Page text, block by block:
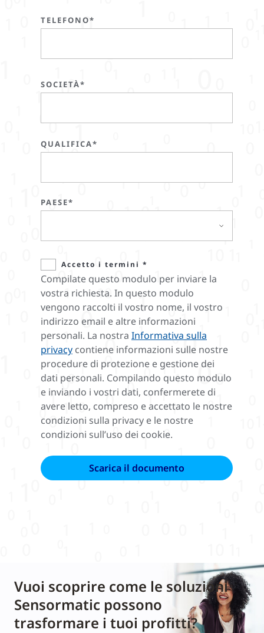
TELEFONO*
SOCIETÀ*
QUALIFICA*
PAESE*
Accetto i termini *
Compilate questo modulo per inviare la
vostra richiesta. In questo modulo
vengono raccolti il vostro nome, il vostro
indirizzo email e altre informazioni
personali. La nostra Informativa sulla
privacy contiene informazioni sulle nostre
procedure di protezione e gestione dei
dati personali. Compilando questo modulo
e inviando i vostri dati, confermerete di
avere letto, compreso e accettato le nostre
condizioni sulla privacy e le nostre
condizioni sull’uso dei cookie.
Vuoi scoprire come le soluzioni
Sensormatic possono
trasformare i tuoi profitti?